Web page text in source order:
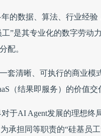
的数据、算法、行业经验
”是其专业化的数字劳动
配。
套清晰、可执行的商业模
（结果即服务）的价值交
于AI Agent发展的理想终
承担同等职责的“硅基员工